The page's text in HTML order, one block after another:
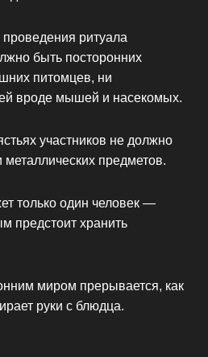
ритуала
быть посторонних
питомцев, ни
вроде мышей и насекомых.
участников не должно
предметов.
только один человек —
предстоит хранить
миром прерывается, как
руки с блюдца.